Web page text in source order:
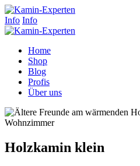
Info Info
Home
Shop
Blog
Profis
Über uns
Holzkamin klein